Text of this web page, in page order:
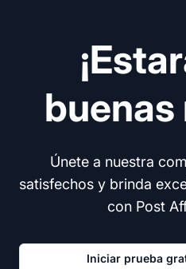
buenas
Únete a nuestra
satisfechos y brinda
con Post
Iniciar prueba